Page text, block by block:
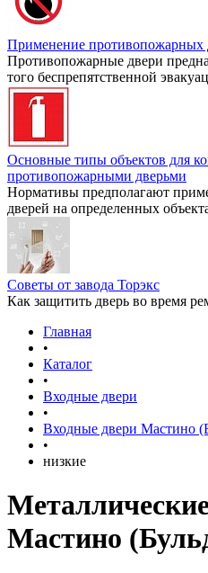
Применение противопожарных
Противопожарные двери
того беспрепятственной
Основные типы объектов для
противопожарными дверьми
Нормативы предполагают
дверей на определенных
Советы от завода Торэкс
Как защитить дверь во время
Главная
•
Каталог
•
Входные двери
•
Входные двери Мастино
•
низкие
Мастино